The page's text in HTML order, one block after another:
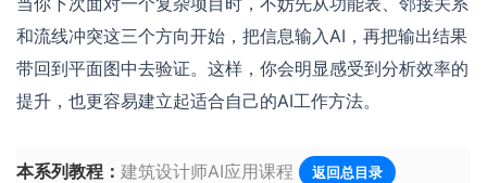
和流线冲突这三个方向开始，把信息输入AI，再把输出结果
带回到平面图中去验证。这样，你会明显感受到分析效率的
提升，也更容易建立起适合自己的AI工作方法。
本系列教程： 建筑设计师AI应用课程 返回总目录